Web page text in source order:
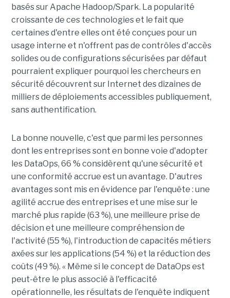
basés sur Apache Hadoop/Spark. La popularité
croissante de ces technologies et le fait que
certaines d'entre elles ont été conçues pour un
usage interne et n'offrent pas de contrôles d'accès
solides ou de configurations sécurisées par défaut
pourraient expliquer pourquoi les chercheurs en
sécurité découvrent sur Internet des dizaines de
milliers de déploiements accessibles publiquement,
sans authentification.
La bonne nouvelle, c'est que parmi les personnes
dont les entreprises sont en bonne voie d'adopter
les DataOps, 66 % considèrent qu'une sécurité et
une conformité accrue est un avantage. D'autres
avantages sont mis en évidence par l'enquête : une
agilité accrue des entreprises et une mise sur le
marché plus rapide (63 %), une meilleure prise de
décision et une meilleure compréhension de
l'activité (55 %), l'introduction de capacités métiers
axées sur les applications (54 %) et la réduction des
coûts (49 %). « Même si le concept de DataOps est
peut-être le plus associé à l'efficacité
opérationnelle, les résultats de l'enquête indiquent